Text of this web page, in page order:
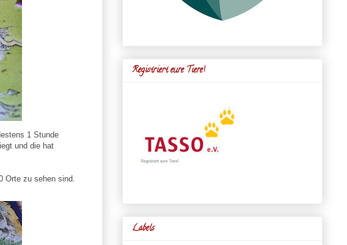
1 Stunde
und die hat
Orte zu sehen sind.
Registriert eure Tiere!
Labels